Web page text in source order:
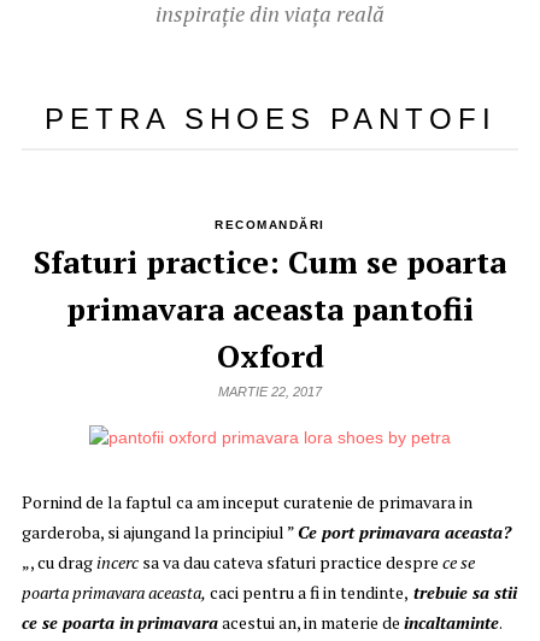
inspirație din viața reală
PETRA SHOES PANTOFI
RECOMANDĂRI
Sfaturi practice: Cum se poarta
primavara aceasta pantofii
Oxford
MARTIE 22, 2017
Pornind de la faptul ca am inceput curatenie de primavara in
garderoba, si ajungand la principiul ”Ce port primavara aceasta?
„, cu dragincercsa va dau cateva sfaturi practice despre ce se
poarta primavara aceasta, caci pentru a fi in tendinte, trebuie sa stii
ce se poarta inprimavaraacestui an, in materie de incaltaminte.